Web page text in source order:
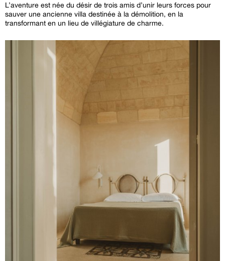
L’aventure est née du désir de trois amis d’unir leurs forces pour
sauver une ancienne villa destinée à la démolition, en la
transformant en un lieu de villégiature de charme.